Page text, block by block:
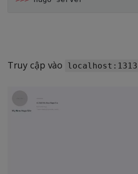
Truy cập vào localhost:1313